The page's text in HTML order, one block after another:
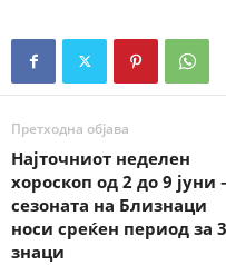
Претходна објава
Најточниот неделен
хороскоп од 2 до 9 јуни
сезоната на Близнаци
носи среќен период за 3
знаци